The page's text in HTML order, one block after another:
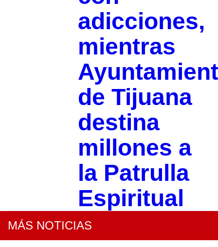
adicciones,
mientras
de Tijuana
destina
millones a
la Patrulla
Espiritual
MÁS NOTICIAS